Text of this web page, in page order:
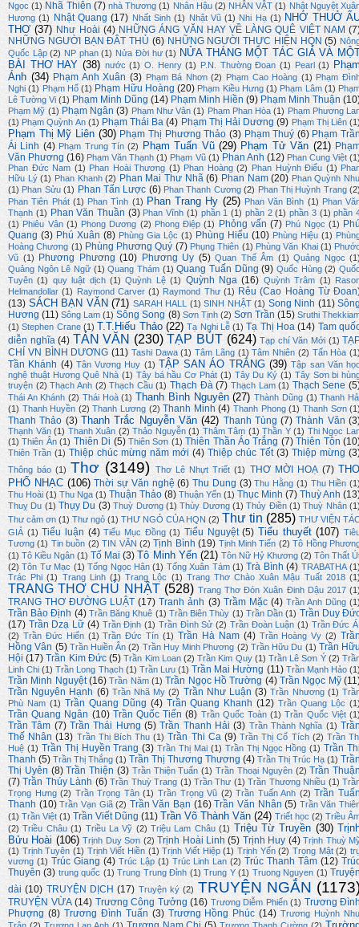
Ngọc (1) Nhã Thiên (7) nhà Thương (1) Nhân Hậu (2) NHÂN VẬT (1) Nhật Nguyệt
Hương (1) Nhật Quang (17) Nhất Sinh (1) Nhật Vũ (1) Nhi Hạ (1) NHỚ THUỞ
THƠ (37) Như Hoài (4) NHỮNG ÁNG VĂN HAY VỀ LÀNG QUÊ VIỆT NAM
NHỮNG NGƯỜI BẠN ĐÂT THỦ (6) NHỮNG NGƯỜI THỰC HIỆN HQN (5)
Quốc Lập (2) NP phan (1) Nửa Đời hư (1) NỬA THÁNG MỘT TÁC GIẢ VÀ
BÀI THƠ HAY (38) nước (1) O. Henry (1) P.N. Thường Đoan (1) Pearl (1)
Ánh (34) Phạm Anh Xuân (3) Phạm Bá Nhơn (2) Phạm Cao Hoàng (1) Phạm
Nghi (1) Phạm Hổ (1) Phạm Hữu Hoàng (20) Phạm Kiều Hưng (1) Phạm Lâm (1)
Lê Tường Vi (1) Phạm Minh Dũng (14) Phạm Minh Hiền (9) Phạm Minh Thuận
Phạm Mỹ (1) Phạm Ngân (3) Phạm Như Vân (1) Phạm Phan Hòa (1) Phạm Phương
(1) Phạm Quỳnh An (1) Phạm Thái Ba (4) Phạm Thị Hải Dương (9) Phạm Thị Liên
Phạm Thị Mỹ Liên (30) Phạm Thị Phương Thảo (3) Phạm Thuý (6) Phạm
Ái Linh (4) Phạm Trung Tín (2) Phạm Tuấn Vũ (29) Phạm Tử Văn (21)
Văn Phương (16) Phạm Văn Thạnh (1) Phạm Vũ (1) Phan Anh (12) Phan Cung Việt
Phan Đức Nam (1) Phan Hoài Thương (1) Phan Hoàng (2) Phan Huỳnh Điểu (1)
Hữu Lý (1) Phan Khanh (2) Phan Mai Thư Nhã (6) Phan Nam (20) Phan Quỳnh
(1) Phan Sửu (1) Phan Tấn Lược (6) Phan Thanh Cương (2) Phan Thị Huỳnh Trang
Phan Tiên Phát (1) Phan Tình (1) Phan Trang Hy (25) Phan Văn Bình (1) Phan
Thạnh (1) Phan Văn Thuần (3) Phan Vĩnh (1) phần 1 (1) phần 2 (1) phần 3 (1) phần
(1) Phiêu Vân (1) Phong Dương (2) Phong Điệp (1) Phỏng vấn (7) Phú Ngọc (1)
Quang (3) Phú Xuân (8) Phùng Gia Lộc (1) Phùng Hiếu (10) Phùng Hiệu (1)
Hoàng Chương (1) Phùng Phương Quý (7) Phụng Thiên (1) Phùng Văn Khai (1)
Vũ (1) Phương Phương (10) Phương Uy (5) Quan Thế Âm (1) Quảng Ngọc
Quảng Ngôn Lê Ngữ (1) Quang Thám (1) Quang Tuấn Dũng (9) Quốc Hùng (2)
Tuyên (1) quy luật dịch (1) Quỳnh Lệ (1) Quỳnh Nga (16) Quỳnh Trâm (1)
Helmandollar (1) Raymond Carver (1) Raymond Thư (1) Rêu (Cao Hoàng Từ
(13) SÁCH BẠN VĂN (71) SARAH HALL (1) SINH NHẬT (1) Song Ninh (11)
Hương (11) Sông Lam (1) Sông Song (8) Sơn Tịnh (2) Sơn Trần (15) Sruthi
(1) Stephen Crane (1) T.T.Hiếu Thảo (22) Tạ Nghi Lễ (1) Tạ Thị Hoa (14) Tam
diễn nghĩa (4) TẢN VĂN (230) TẠP BÚT (624) Tạp chí Văn Mới (1)
CHÍ VN BÌNH DƯƠNG (11) Tashi Dawa (1) Tâm Lãng (1) Tâm Nhiên (2) Tấn Hòa
Tần Khánh (4) Tân Vương Huy (1) TẬP SAN ÁO TRẮNG (39) Tập san Văn
nghệ thuật Hương Quê Nhà (1) Tây bá hầu Cơ Phát (1) Tây Du Ký (1) Tây Sơn bi
truyện (2) Thạch Anh (2) Thạch Cầu (1) Thạch Đà (7) Thạch Lam (1) Thạch Sene
Thái An Khánh (2) Thái Hoà (1) Thanh Bình Nguyên (27) Thành Dũng (1) Thanh
(1) Thanh Huyền (2) Thanh Lương (2) Thanh Minh (4) Thanh Phong (1) Thanh Sơn
Thanh Thảo (3) Thanh Trắc Nguyễn Văn (42) Thanh Tùng (7) Thành Văn
Thạnh Văn (1) Thanh Xuân (2) Thảo Nguyễn (1) Thâm Tâm (1) Thần Y (1) Thi Ngọc
(1) Thiên Ân (1) Thiên Di (5) Thiên Sơn (1) Thiên Thần Áo Trắng (7) Thiên Tôn
Thiên Trần (1) Thiệp chúc mừng năm mới (4) Thiệp chúc Tết (3) Thiệp mừng
Thông báo (1) Thơ (3149) Thơ Lê Nhựt Triết (1) THƠ MỜI HOẠ (7)
PHỔ NHẠC (106) Thời sự Văn nghệ (6) Thu Dung (3) Thu Hằng (1) Thu Hiền
Thu Hoài (1) Thu Nga (1) Thuận Thảo (8) Thuận Yến (1) Thục Minh (7) Thuỳ Anh
Thuỵ Du (1) Thụy Du (3) Thuỳ Dương (1) Thùy Dương (1) Thủy Điền (1) Thuỳ Nhân
Thư cảm ơn (1) Thư ngỏ (1) THƯ NGỎ CỦA HQN (2) Thư tin (285) THƯ VIỆN
GIẢ (1) Tiểu luận (4) Tiểu Mục Đồng (1) Tiểu Nguyệt (5) Tiểu thuyết (107)
Tương (1) Tin buồn (2) TIN VĂN (2) Tịnh Bình (19) Tịnh Minh Tiến (2) Tô Hồng
(1) Tô Kiều Ngân (1) Tố Mai (3) Tô Minh Yến (21) Tôn Nữ Hỷ Khương (2) Tôn Thất
(2) Tôn Tư Mạc (1) Tống Ngọc Hân (1) Tống Xuân Tám (1) Trà Bình (4) TRABATHA
Trác Phi (1) Trang Linh (1) Trang Lộc (1) Trang Thơ Chào Xuân Mậu Tuất 2018
TRANG THƠ CHỦ NHẬT (528) Trang Thơ Đón Xuân Đinh Dậu 2017
TRANG THƠ ĐƯỜNG LUẬT (17) Tranh ảnh (3) Trầm Mặc (4) Trần Anh Dũng
Trần Bảo Định (4) Trần Băng Khuê (1) Trần Biên Thùy (1) Trần Dần (1) Trần Duy
(17) Trần Dzạ Lữ (4) Trần Định (1) Trần Đình Sử (2) Trần Đoàn Luận (1) Trần Đức
(2) Trần Đức Hiển (1) Trần Đức Tín (1) Trần Hà Nam (4) Trần Hoàng Vy (2)
Hồng Vân (5) Trần Huiền Ân (2) Trần Huy Minh Phương (2) Trần Hữu Du (1) Trần
Hội (17) Trần Kim Đức (5) Trần Kim Loan (2) Trần Kim Quy (1) Trần Lê Sơn Ý (2)
Linh Chi (1) Trần Long Thạch (1) Trần Lưu (1) Trần Mai Hường (11) Trần Mạnh Hảo
Trần Minh Nguyệt (16) Trần Năm (1) Trần Ngọc Hồ Trường (4) Trần Ngọc Mỹ
Trần Nguyên Hạnh (6) Trần Nhã My (2) Trần Như Luận (3) Trần Nhương (1)
Phù Nam (1) Trần Quang Dũng (4) Trần Quang Khanh (12) Trần Quang Lộc
Trần Quang Ngân (10) Trần Quốc Tiến (8) Trần Quốc Toàn (1) Trần Quốc Việt
Trần Tâm (7) Trần Thái Hưng (5) Trần Thanh Hải (3) Trần Thành Nghĩa (1)
Thế Nhân (13) Trần Thị Bích Thu (1) Trần Thi Ca (9) Trần Thị Cổ Tích (2) Trần
Huệ (1) Trần Thị Huyền Trang (3) Trần Thị Mai (1) Trần Thị Ngọc Hồng (1) Trần
Thanh (5) Trần Thị Thắng (1) Trần Thị Thương Thương (4) Trần Thị Trúc Hạ (1)
Thị Uyên (8) Trần Thiện (3) Trần Thiện Tuấn (1) Trần Thoại Nguyên (2) Trần
(7) Trần Thúy Lành (6) Trần Thuỳ Trang (1) Trần Thư (1) Trần Thương Nhiều (1)
Trọng Hưng (2) Trần Trọng Tân (1) Trần Trọng Vũ (2) Trần Tuấn Anh (2) Trần
Thanh (10) Trần Vạn Giã (2) Trần Văn Bạn (16) Trần Văn Nhân (5) Trần Văn
(1) Trần Việt (1) Trần Viết Dũng (11) Trần Võ Thành Văn (24) Triết học (2) Triều
(2) Triều Châu (1) Triều La Vỹ (2) Triệu Lam Châu (1) Triệu Từ Truyền (30)
Bửu Hoài (106) Trịnh Duy Sơn (2) Trịnh Hoài Linh (5) Trịnh Huy (4) Trịnh Thuỳ
(1) Trịnh Tuyên (1) Trịnh Viết Hiền (1) Trịnh Viết Hiệp (1) Trịnh Yến (2) Trọng Mật (2)
vương (1) Trúc Giang (4) Trúc Lập (1) Trúc Linh Lan (2) Trúc Thanh Tâm (12)
Thuyên (3) trung quốc (1) Trung Trung Đỉnh (1) Trung Y (1) Truong Nguyen (1)
dài (10) TRUYỆN DỊCH (17) Truyện ký (2) TRUYỆN NGẮN
TRUYỆN VỪA (14) Trương Công Tưởng (16) Trương Diễm Phiến (1) Trương
Phượng (8) Trương Đình Tuấn (3) Trương Hồng Phúc (14) Trương Huỳnh